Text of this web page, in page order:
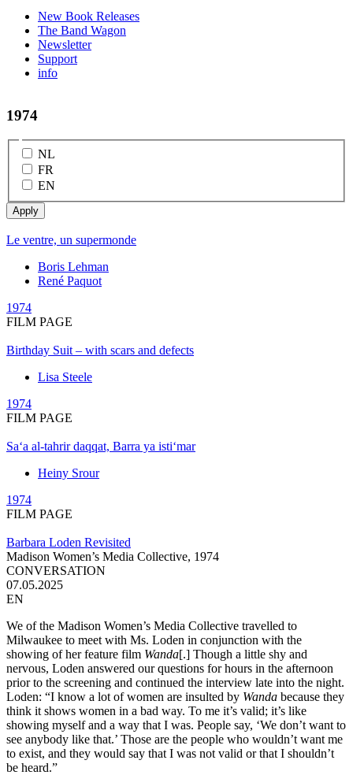
New Book Releases
The Band Wagon
Newsletter
Support
info
1974
NL
FR
EN
Le ventre, un supermonde
Boris Lehman
René Paquot
1974
FILM PAGE
Birthday Suit – with scars and defects
Lisa Steele
1974
FILM PAGE
Sa‘a al-tahrir daqqat, Barra ya isti‘mar
Heiny Srour
1974
FILM PAGE
Barbara Loden Revisited
Madison Women’s Media Collective, 1974
CONVERSATION
07.05.2025
EN
We of the Madison Women’s Media Collective travelled to
Milwaukee to meet with Ms. Loden in conjunction with the
showing of her feature film Wanda[.] Though a little shy and
nervous, Loden answered our questions for hours in the afternoon
prior to the screening and continued the interview late into the night.
Loden: “I know a lot of women are insulted by Wanda because they
think it shows women in a bad way. To me it’s valid; it’s like
showing myself and a way that I was. People say, ‘We don’t want to
see anybody like that.’ Those are the people who wouldn’t want me
to exist, and they would say that I was not valid or that I shouldn’t
be heard.”